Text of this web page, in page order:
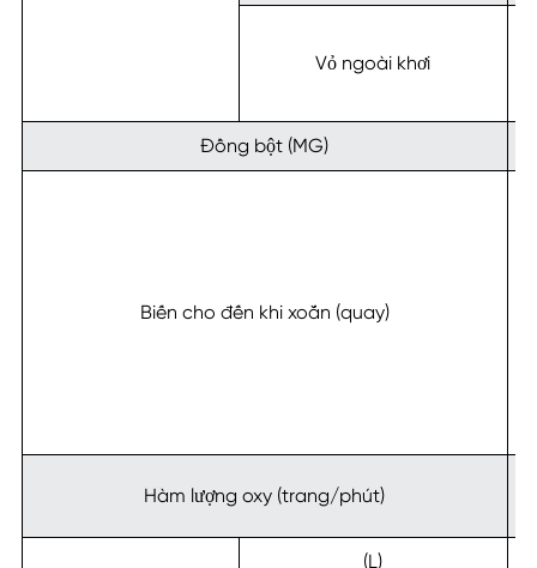
Vỏ ngoài khơi
Đồng bột (MG)
Biến cho đến khi xoắn (quay)
Hàm lượng oxy (trang/phút)
(L)